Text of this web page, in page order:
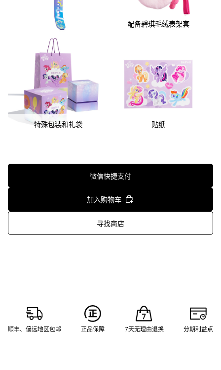
配备碧琪毛绒表架套
特殊包装和礼袋 贴纸
微信快捷支付
加入购物车
寻找商店
顺丰、偏远地区包邮 正品保障 7天无理由退换 分期利益点